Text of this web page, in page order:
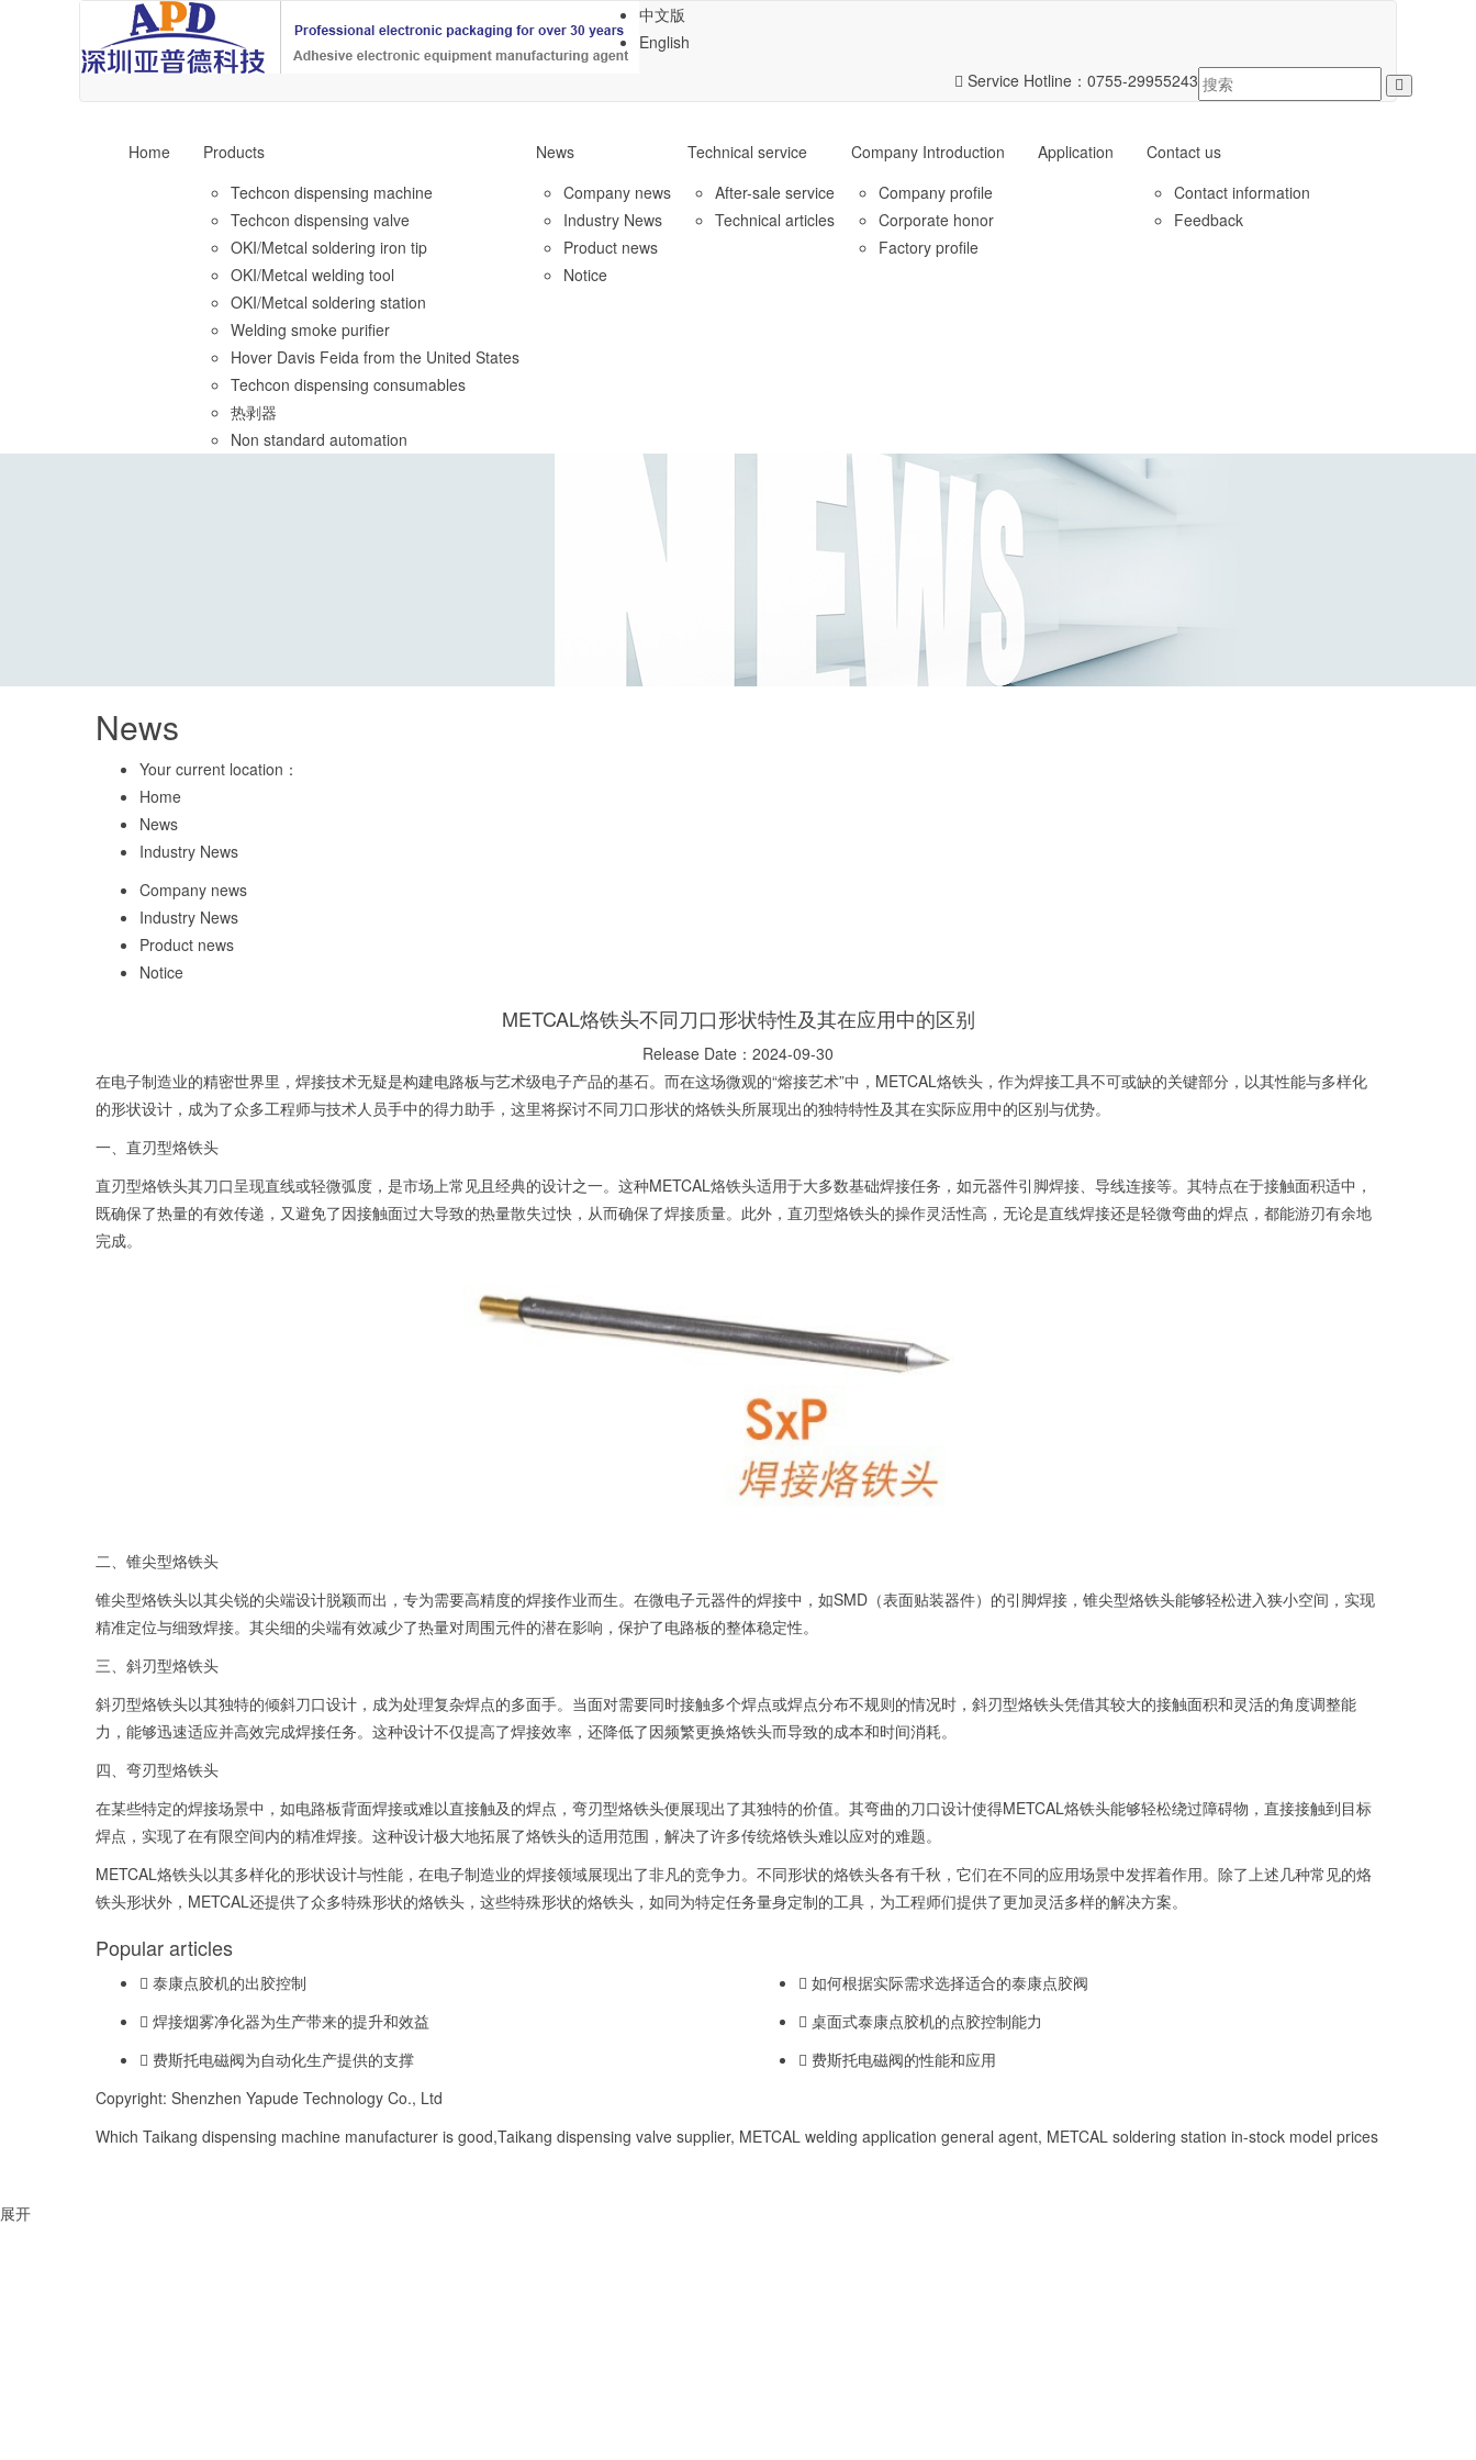
中文版
English
Service Hotline： 0755-29955243
Home
Products
Techcon dispensing machine
Techcon dispensing valve
OKI/Metcal soldering iron tip
OKI/Metcal welding tool
OKI/Metcal soldering station
Welding smoke purifier
Hover Davis Feida from the United States
Techcon dispensing consumables
热剥器
Non standard automation
News
Company news
Industry News
Product news
Notice
Technical service
After-sale service
Technical articles
Company Introduction
Company profile
Corporate honor
Factory profile
Application
Contact us
Contact information
Feedback
News
Your current location：
Home
News
Industry News
Company news
Industry News
Product news
Notice
METCAL烙铁头不同刀口形状特性及其在应用中的区别
Release Date：2024-09-30
在电子制造业的精密世界里，焊接技术无疑是构建电路板与艺术级电子产品的基石。而在这场微观的“熔接艺术”中，METCAL烙铁头，作为焊接工具不可或缺的关键部分，以其性能与多样化
的形状设计，成为了众多工程师与技术人员手中的得力助手，这里将探讨不同刀口形状的烙铁头所展现出的独特特性及其在实际应用中的区别与优势。
一、直刃型烙铁头
直刃型烙铁头其刀口呈现直线或轻微弧度，是市场上常见且经典的设计之一。这种METCAL烙铁头适用于大多数基础焊接任务，如元器件引脚焊接、导线连接等。其特点在于接触面积适中，
既确保了热量的有效传递，又避免了因接触面过大导致的热量散失过快，从而确保了焊接质量。此外，直刃型烙铁头的操作灵活性高，无论是直线焊接还是轻微弯曲的焊点，都能游刃有余地
完成。
二、锥尖型烙铁头
锥尖型烙铁头以其尖锐的尖端设计脱颖而出，专为需要高精度的焊接作业而生。在微电子元器件的焊接中，如SMD（表面贴装器件）的引脚焊接，锥尖型烙铁头能够轻松进入狭小空间，实现
精准定位与细致焊接。其尖细的尖端有效减少了热量对周围元件的潜在影响，保护了电路板的整体稳定性。
三、斜刃型烙铁头
斜刃型烙铁头以其独特的倾斜刀口设计，成为处理复杂焊点的多面手。当面对需要同时接触多个焊点或焊点分布不规则的情况时，斜刃型烙铁头凭借其较大的接触面积和灵活的角度调整能
力，能够迅速适应并高效完成焊接任务。这种设计不仅提高了焊接效率，还降低了因频繁更换烙铁头而导致的成本和时间消耗。
四、弯刃型烙铁头
在某些特定的焊接场景中，如电路板背面焊接或难以直接触及的焊点，弯刃型烙铁头便展现出了其独特的价值。其弯曲的刀口设计使得METCAL烙铁头能够轻松绕过障碍物，直接接触到目标
焊点，实现了在有限空间内的精准焊接。这种设计极大地拓展了烙铁头的适用范围，解决了许多传统烙铁头难以应对的难题。
METCAL烙铁头以其多样化的形状设计与性能，在电子制造业的焊接领域展现出了非凡的竞争力。不同形状的烙铁头各有千秋，它们在不同的应用场景中发挥着作用。除了上述几种常见的烙
铁头形状外，METCAL还提供了众多特殊形状的烙铁头，这些特殊形状的烙铁头，如同为特定任务量身定制的工具，为工程师们提供了更加灵活多样的解决方案。
Popular articles
泰康点胶机的出胶控制
如何根据实际需求选择适合的泰康点胶阀
焊接烟雾净化器为生产带来的提升和效益
桌面式泰康点胶机的点胶控制能力
费斯托电磁阀为自动化生产提供的支撑
费斯托电磁阀的性能和应用
Copyright: Shenzhen Yapude Technology Co., Ltd
Which Taikang dispensing machine manufacturer is good,Taikang dispensing valve supplier, METCAL welding application general agent, METCAL soldering station in-stock model prices
展开